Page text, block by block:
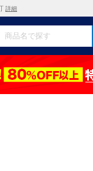
詳細